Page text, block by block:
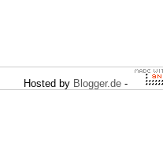
Hosted by Blogger.de-